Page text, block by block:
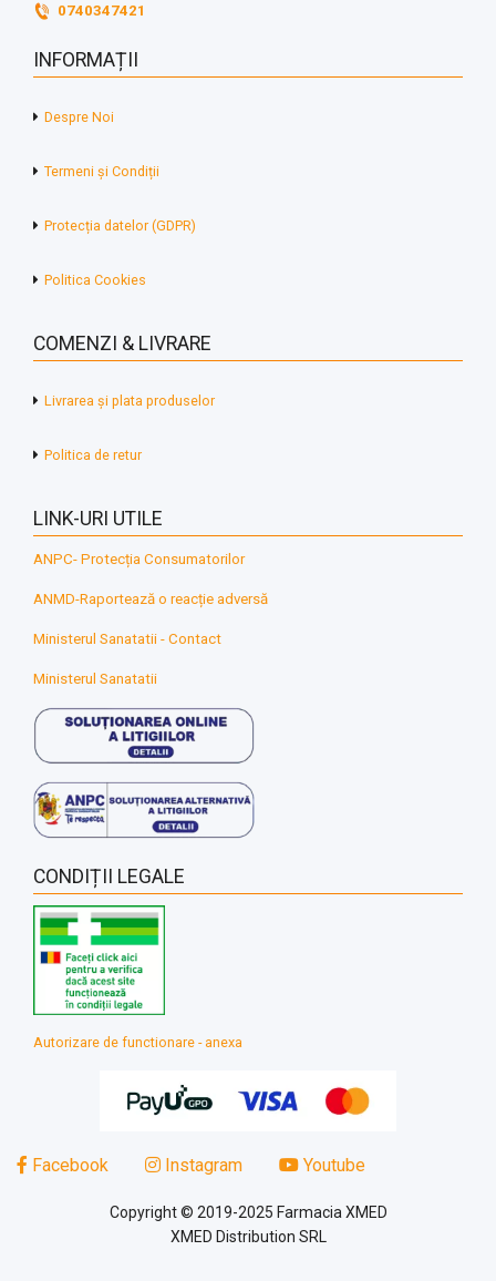
0740347421
INFORMAȚII
Despre Noi
Termeni și Condiții
Protecția datelor (GDPR)
Politica Cookies
COMENZI & LIVRARE
Livrarea și plata produselor
Politica de retur
LINK-URI UTILE
ANPC- Protecția Consumatorilor
ANMD-Raportează o reacție adversă
Ministerul Sanatatii - Contact
Ministerul Sanatatii
CONDIȚII LEGALE
Autorizare de functionare - anexa
Facebook Instagram Youtube
Copyright © 2019-2025 Farmacia XMED
XMED Distribution SRL